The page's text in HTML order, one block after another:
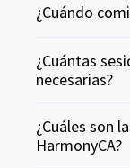
¿Cuándo
¿Cuántas
necesarias?
¿Cuáles son
HarmonyCA?